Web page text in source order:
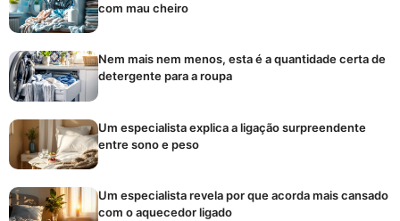
com mau cheiro
Nem mais nem menos, esta é a quantidade certa de
detergente para a roupa
Um especialista explica a ligação surpreendente
entre sono e peso
Um especialista revela por que acorda mais cansado
com o aquecedor ligado